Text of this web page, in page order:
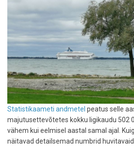
Statistikaameti andmetel peatus selle
majutusettevõtetes kokku ligikaudu 502
vähem kui eelmisel aastal samal ajal.
näitavad detailsemad numbrid